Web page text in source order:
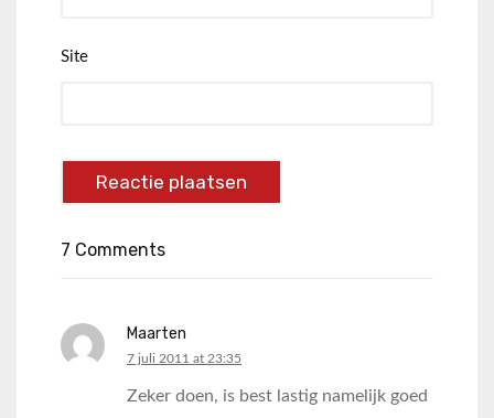
Site
7 Comments
Maarten
says:
7 juli 2011 at 23:35
Zeker doen, is best lastig namelijk goed